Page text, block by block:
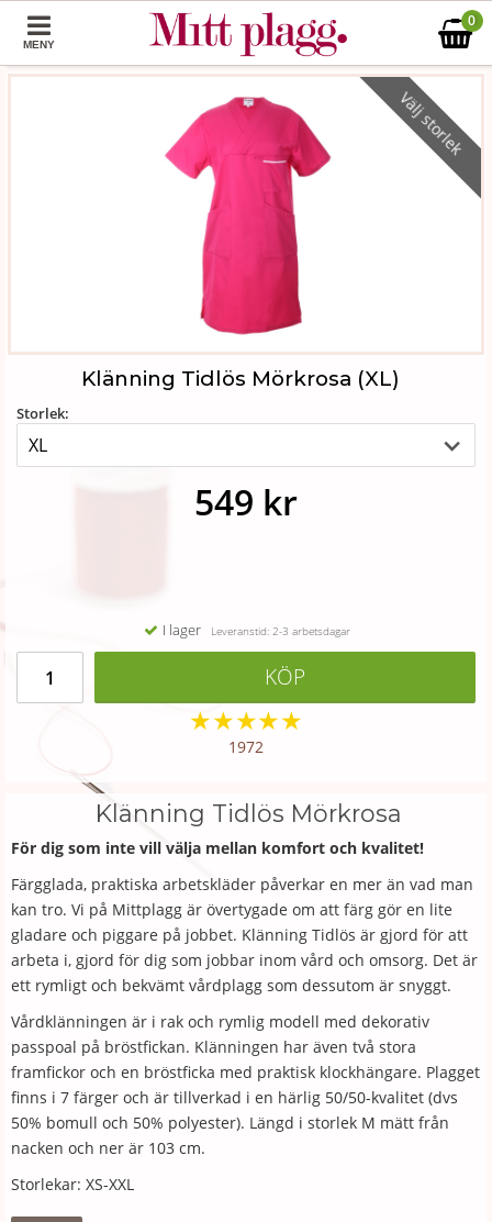
MENY
0
Välj storlek
Klänning Tidlös Mörkrosa (XL)
Storlek:
549 kr
I lager Leveranstid: 2-3 arbetsdagar
KÖP
★★★★★
1972
Klänning Tidlös Mörkrosa
För dig som inte vill välja mellan komfort och kvalitet!
Färgglada, praktiska arbetskläder påverkar en mer än vad man
kan tro. Vi på Mittplagg är övertygade om att färg gör en lite
gladare och piggare på jobbet. Klänning Tidlös är gjord för att
arbeta i, gjord för dig som jobbar inom vård och omsorg. Det är
ett rymligt och bekvämt vårdplagg som dessutom är snyggt.
Vårdklänningen är i rak och rymlig modell med dekorativ
passpoal på bröstfickan. Klänningen har även två stora
framfickor och en bröstficka med praktisk klockhängare. Plagget
finns i 7 färger och är tillverkad i en härlig 50/50-kvalitet (dvs
50% bomull och 50% polyester). Längd i storlek M mätt från
nacken och ner är 103 cm.
Storlekar: XS-XXL